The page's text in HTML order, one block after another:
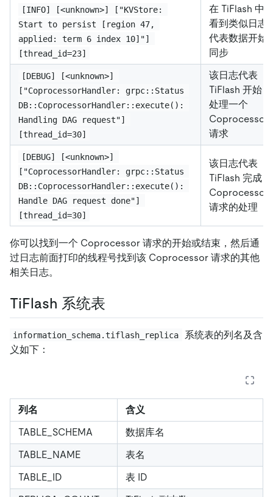
[INFO] [<unknown>] ["KVStore:
Start to persist [region 47,
applied: term 6 index 10]"]
[thread_id=23]
在 TiFlash 中
看到类似日志
代表数据开始
同步
[DEBUG] [<unknown>]
["CoprocessorHandler: grpc::Status
DB::CoprocessorHandler::execute():
Handling DAG request"]
[thread_id=30]
该日志代表
TiFlash 开始
处理一个
Coprocessor
请求
[DEBUG] [<unknown>]
["CoprocessorHandler: grpc::Status
DB::CoprocessorHandler::execute():
Handle DAG request done"]
[thread_id=30]
该日志代表
TiFlash 完成
Coprocessor
请求的处理
你可以找到一个 Coprocessor 请求的开始或结束，然后通
过日志前面打印的线程号找到该 Coprocessor 请求的其他
相关日志。
TiFlash 系统表
information_schema.tiflash_replica
系统表的列名及含
义如下：
列名
含义
TABLE_SCHEMA
数据库名
TABLE_NAME
表名
TABLE_ID
表 ID